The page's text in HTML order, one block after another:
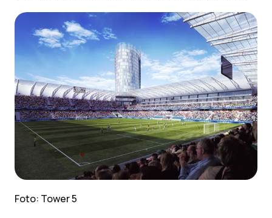
Foto: Tower 5